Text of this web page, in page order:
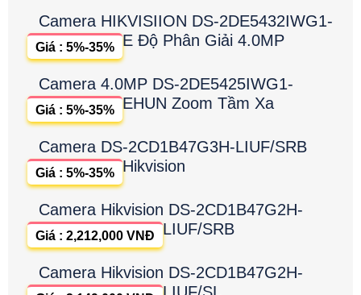
Camera HIKVISIION DS-2DE5432IWG1-
E Độ Phân Giải 4.0MP
Giá : 5%-35%
Camera 4.0MP DS-2DE5425IWG1-
EHUN Zoom Tầm Xa
Giá : 5%-35%
Camera DS-2CD1B47G3H-LIUF/SRB
Hikvision
Giá : 5%-35%
Camera Hikvision DS-2CD1B47G2H-
LIUF/SRB
Giá : 2,212,000 VNĐ
Camera Hikvision DS-2CD1B47G2H-